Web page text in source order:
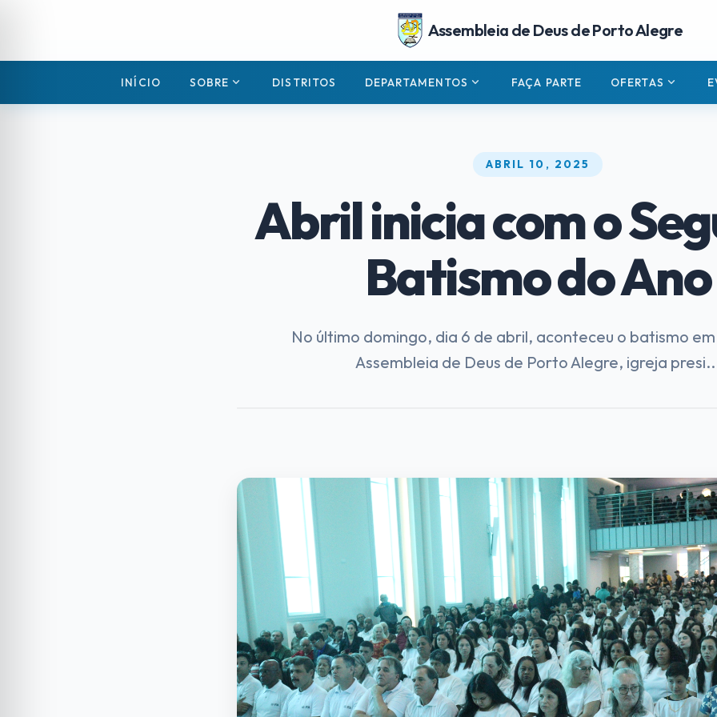
Assembleia de Deus de Porto Alegre
INÍCIO SOBRE expand_more DISTRITOS DEPARTAMENTOS expand_more FAÇA PARTE OFERTAS expand_more
ABRIL 10, 2025
Abril inicia com o
Batismo do Ano
No último domingo, dia 6 de abril, aconteceu o batismo
Assembleia de Deus de Porto Alegre, igreja